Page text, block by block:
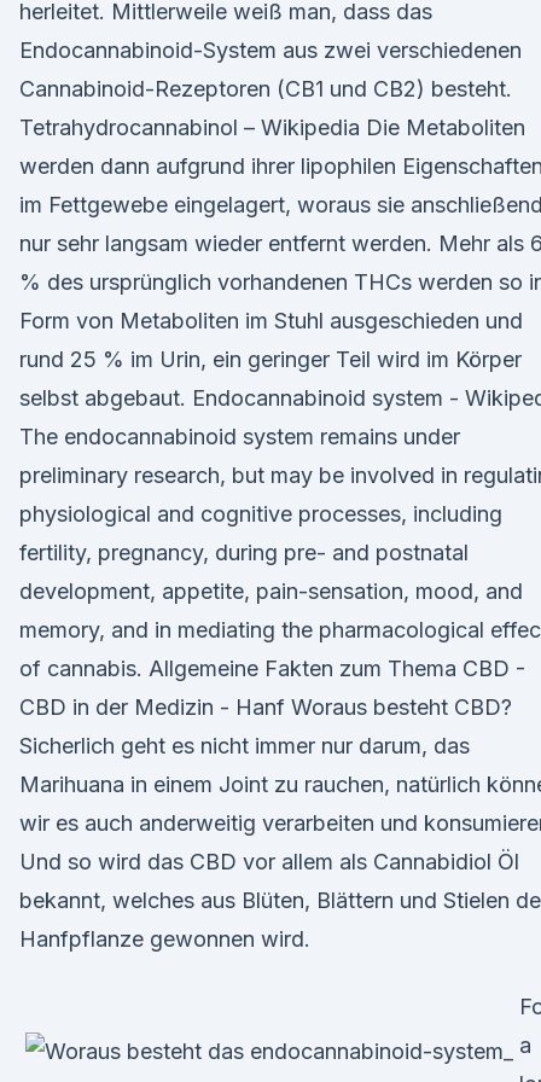
herleitet. Mittlerweile weiß man, dass das
Endocannabinoid-System aus zwei verschiedenen
Cannabinoid-Rezeptoren (CB1 und CB2) besteht.
Tetrahydrocannabinol – Wikipedia Die Metaboliten
werden dann aufgrund ihrer lipophilen Eigenschaften
im Fettgewebe eingelagert, woraus sie anschließend
nur sehr langsam wieder entfernt werden. Mehr als
% des ursprünglich vorhandenen THCs werden so
Form von Metaboliten im Stuhl ausgeschieden und
rund 25 % im Urin, ein geringer Teil wird im Körper
selbst abgebaut. Endocannabinoid system -
The endocannabinoid system remains under
preliminary research, but may be involved in
physiological and cognitive processes, including
fertility, pregnancy, during pre- and postnatal
development, appetite, pain-sensation, mood, and
memory, and in mediating the pharmacological
of cannabis. Allgemeine Fakten zum Thema CBD -
CBD in der Medizin - Hanf Woraus besteht CBD?
Sicherlich geht es nicht immer nur darum, das
Marihuana in einem Joint zu rauchen, natürlich
wir es auch anderweitig verarbeiten und
Und so wird das CBD vor allem als Cannabidiol Öl
bekannt, welches aus Blüten, Blättern und Stielen
Hanfpflanze gewonnen wird.
a